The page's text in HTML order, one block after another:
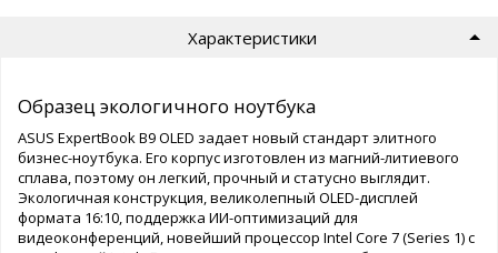
Характеристики
Образец экологичного ноутбука
ASUS ExpertBook B9 OLED задает новый стандарт элитного
бизнес-ноутбука. Его корпус изготовлен из магний-литиевого
сплава, поэтому он легкий, прочный и статусно выглядит.
Экологичная конструкция, великолепный OLED-дисплей
формата 16:10, поддержка ИИ-оптимизаций для
видеоконференций, новейший процессор Intel Core 7 (Series 1) с